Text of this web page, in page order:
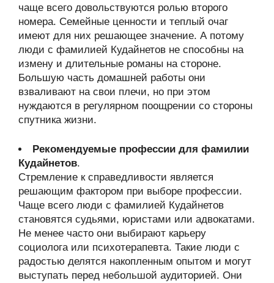
чаще всего довольствуются ролью второго
номера. Семейные ценности и теплый очаг
имеют для них решающее значение. А потому
люди с фамилией Кудайнетов не способны на
измену и длительные романы на стороне.
Большую часть домашней работы они
взваливают на свои плечи, но при этом
нуждаются в регулярном поощрении со стороны
спутника жизни.
Рекомендуемые профессии для фамилии
Кудайнетов.
Стремление к справедливости является
решающим фактором при выборе профессии.
Чаще всего люди с фамилией Кудайнетов
становятся судьями, юристами или адвокатами.
Не менее часто они выбирают карьеру
социолога или психотерапевта. Такие люди с
радостью делятся накопленным опытом и могут
выступать перед небольшой аудиторией. Они